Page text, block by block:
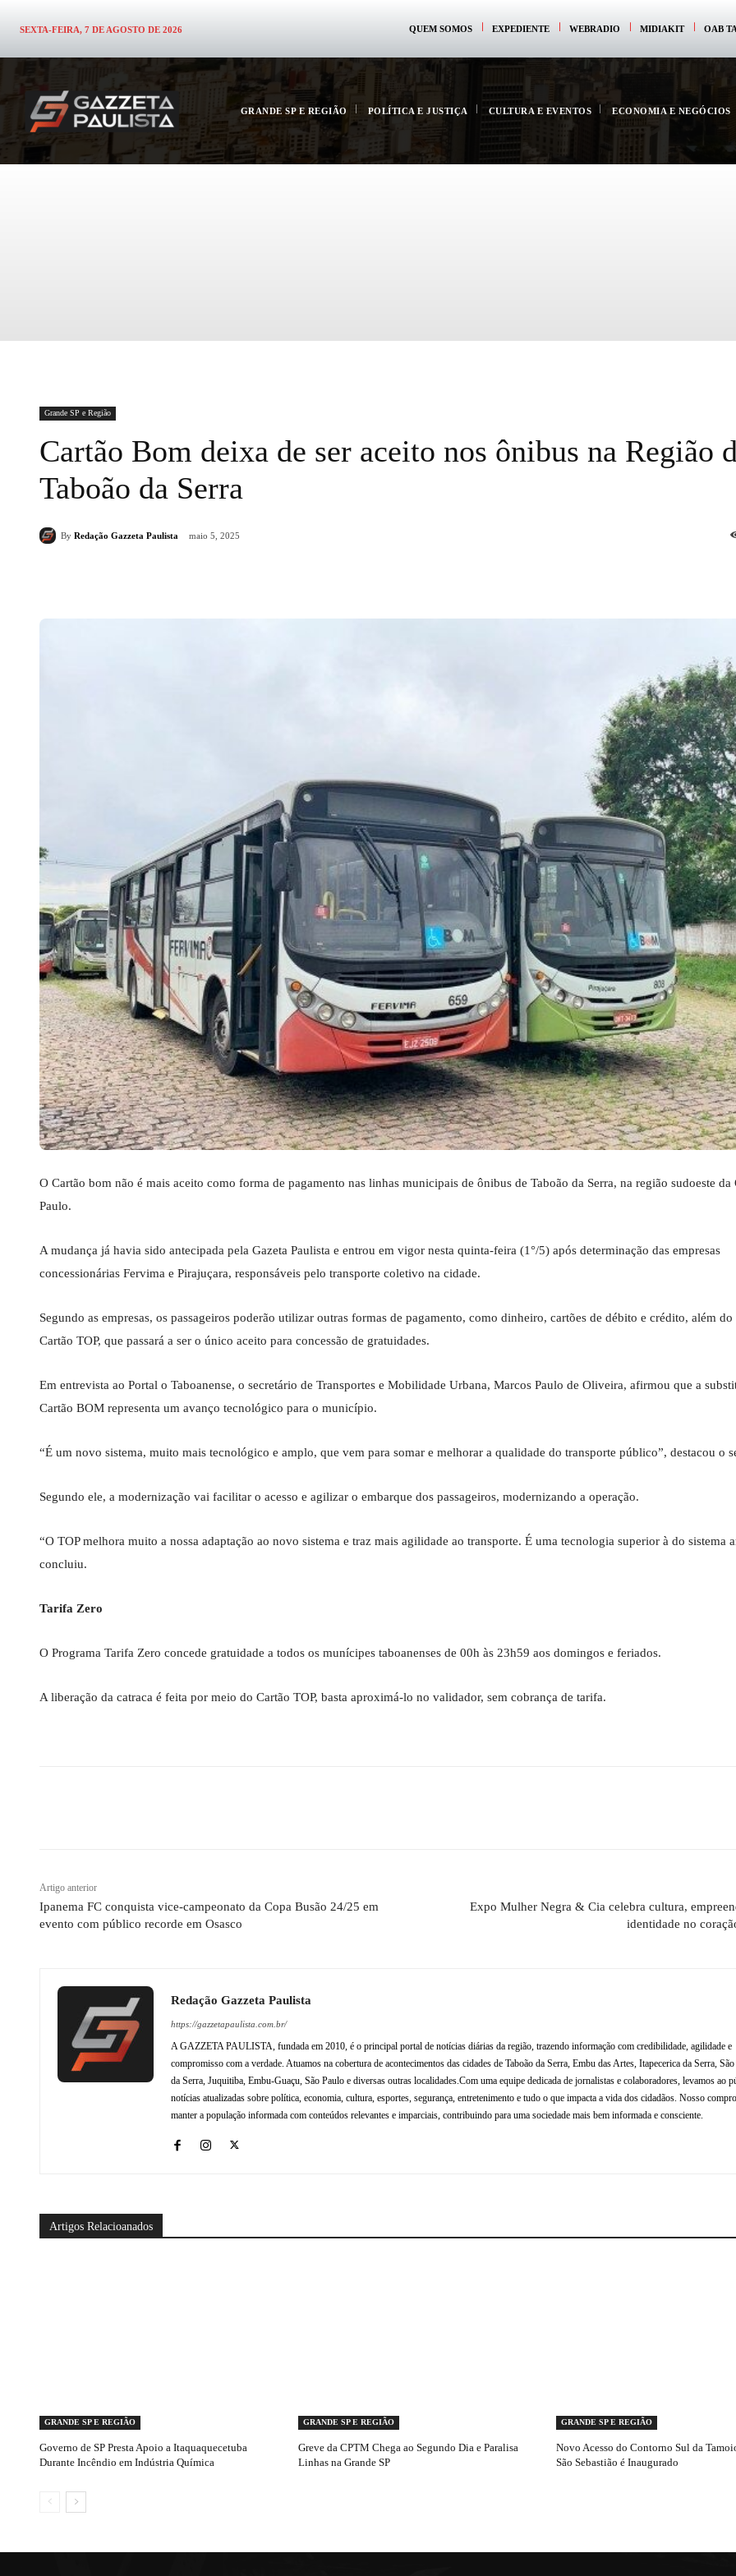
SEXTA-FEIRA, 7 DE AGOSTO DE 2026 QUEM SOMOS EXPEDIENTE WEBRADIO MIDIAKIT OAB
GRANDE SP E REGIÃO POLÍTICA E JUSTIÇA CULTURA E EVENTOS ECONOMIA E NEGÓCIOS
Grande SP e Região
Cartão Bom deixa de ser aceito nos ônibus na Região
Taboão da Serra
By Redação Gazzeta Paulista maio 5, 2025
O Cartão bom não é mais aceito como forma de pagamento nas linhas municipais de ônibus de Taboão da Serra, na região sudoeste da
Paulo.
A mudança já havia sido antecipada pela Gazeta Paulista e entrou em vigor nesta quinta-feira (1°/5) após determinação das empresas
concessionárias Fervima e Pirajuçara, responsáveis pelo transporte coletivo na cidade.
Segundo as empresas, os passageiros poderão utilizar outras formas de pagamento, como dinheiro, cartões de débito e crédito, além
Cartão TOP, que passará a ser o único aceito para concessão de gratuidades.
Em entrevista ao Portal o Taboanense, o secretário de Transportes e Mobilidade Urbana, Marcos Paulo de Oliveira, afirmou que a
Cartão BOM representa um avanço tecnológico para o município.
“É um novo sistema, muito mais tecnológico e amplo, que vem para somar e melhorar a qualidade do transporte público”, destacou o
Segundo ele, a modernização vai facilitar o acesso e agilizar o embarque dos passageiros, modernizando a operação.
“O TOP melhora muito a nossa adaptação ao novo sistema e traz mais agilidade ao transporte. É uma tecnologia superior à do sistema
concluiu.
Tarifa Zero
O Programa Tarifa Zero concede gratuidade a todos os munícipes taboanenses de 00h às 23h59 aos domingos e feriados.
A liberação da catraca é feita por meio do Cartão TOP, basta aproximá-lo no validador, sem cobrança de tarifa.
Artigo anterior
Ipanema FC conquista vice-campeonato da Copa Busão 24/25 em
evento com público recorde em Osasco
Expo Mulher Negra & Cia celebra cultura,
identidade no
Redação Gazzeta Paulista
https://gazzetapaulista.com.br/
A GAZZETA PAULISTA, fundada em 2010, é o principal portal de notícias diárias da região, trazendo informação com credibilidade, agilidade e
compromisso com a verdade. Atuamos na cobertura de acontecimentos das cidades de Taboão da Serra, Embu das Artes, Itapecerica da Serra,
da Serra, Juquitiba, Embu-Guaçu, São Paulo e diversas outras localidades.Com uma equipe dedicada de jornalistas e colaboradores, levamos ao
notícias atualizadas sobre política, economia, cultura, esportes, segurança, entretenimento e tudo o que impacta a vida dos cidadãos. Nosso
manter a população informada com conteúdos relevantes e imparciais, contribuindo para uma sociedade mais bem informada e consciente.
Artigos Relacioanados
GRANDE SP E REGIÃO
Governo de SP Presta Apoio a Itaquaquecetuba
Durante Incêndio em Indústria Química
GRANDE SP E REGIÃO
Greve da CPTM Chega ao Segundo Dia e Paralisa
Linhas na Grande SP
GRANDE SP E REGIÃO
Novo Acesso do Contorno Sul da
São Sebastião é Inaugurado